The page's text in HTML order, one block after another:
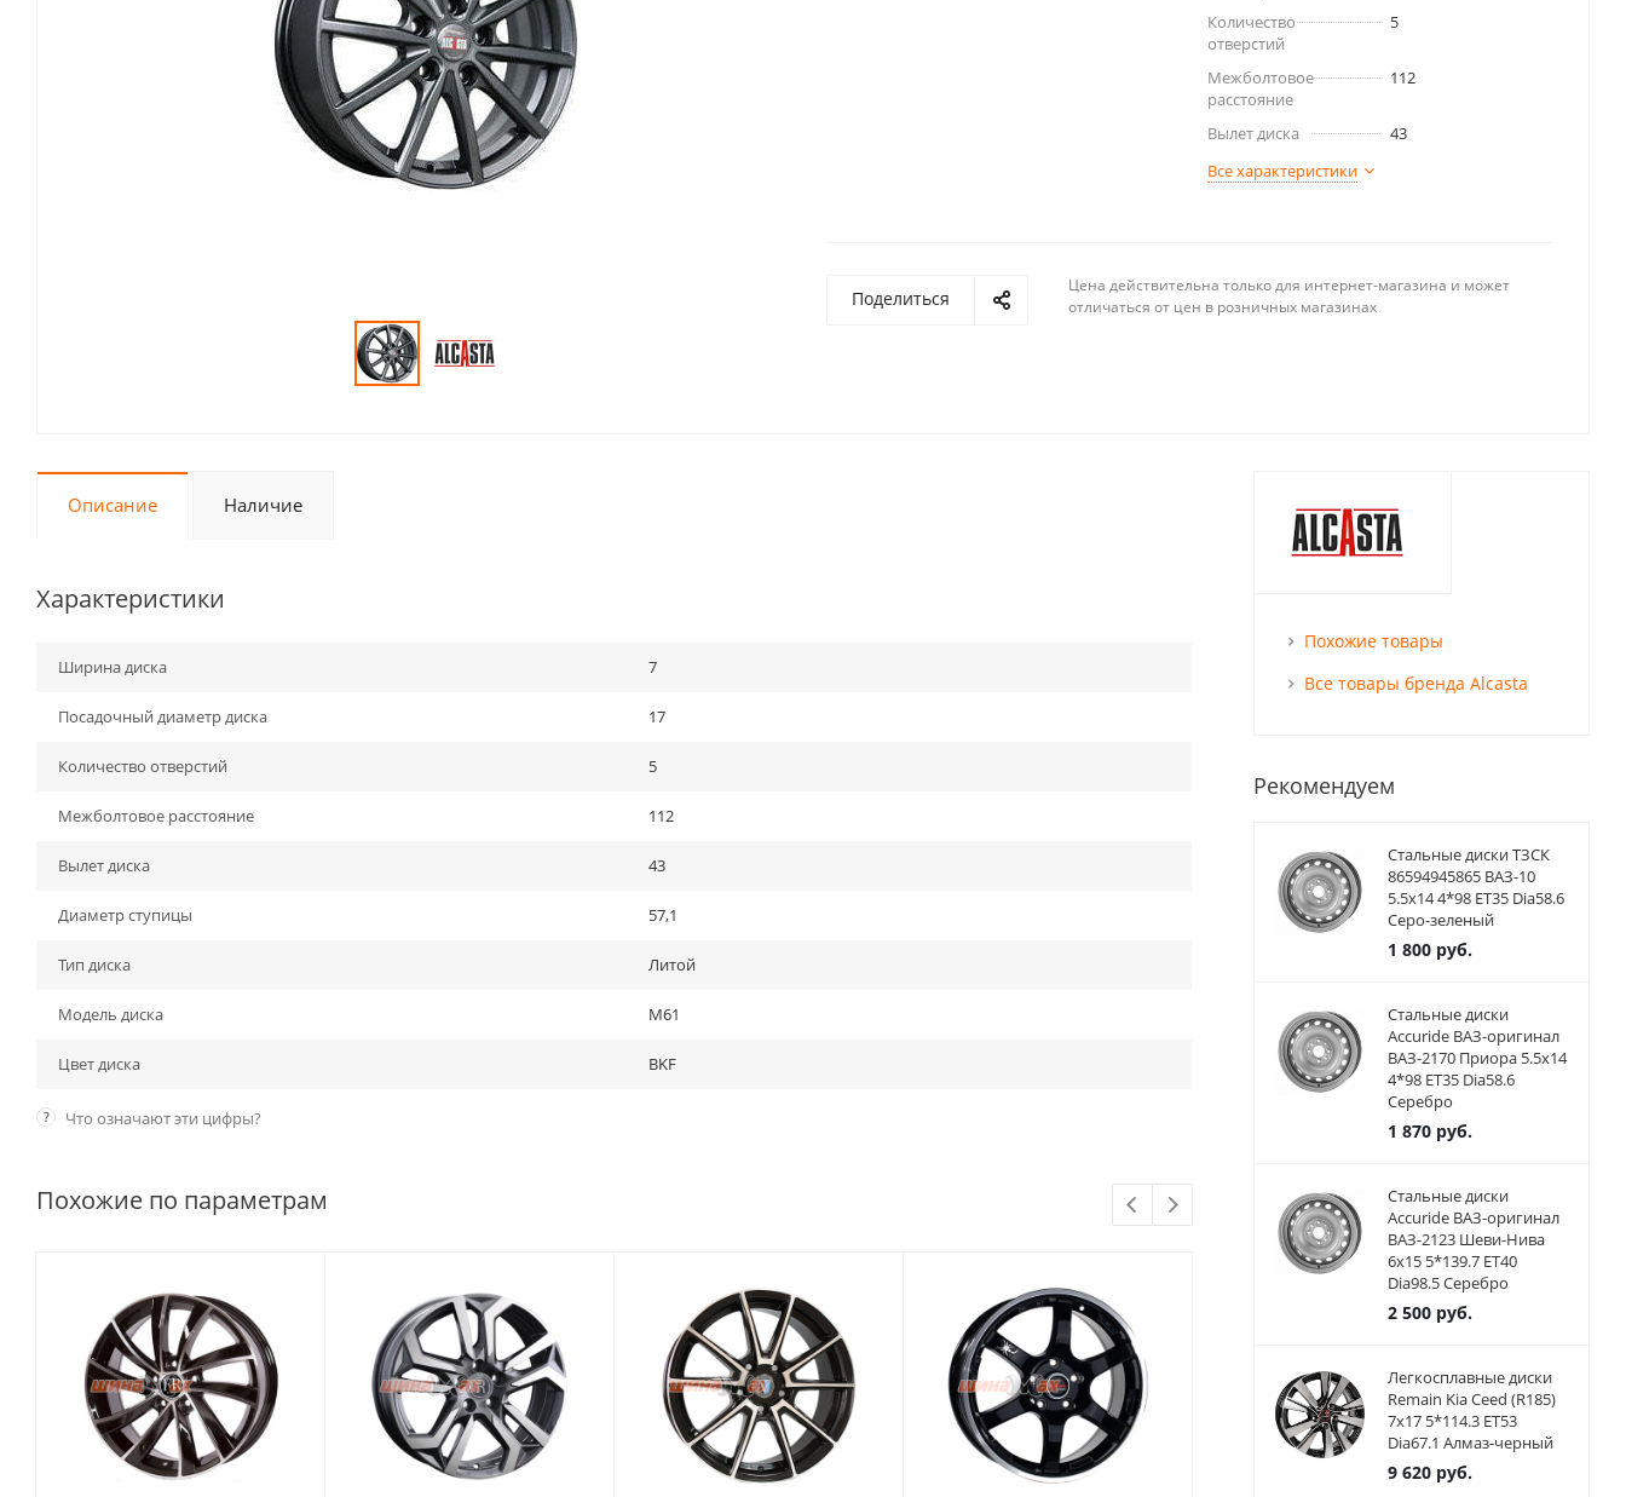
Количество
отверстий
5
Межболтовое
расстояние
112
Вылет диска
43
Все характеристики
Поделиться
Цена действительна только для интернет-магазина и может
отличаться от цен в розничных магазинах
Описание Наличие
Характеристики
Ширина диска 7
Посадочный диаметр диска 17
Количество отверстий 5
Межболтовое расстояние 112
Вылет диска 43
Диаметр ступицы 57,1
Тип диска Литой
Модель диска M61
Цвет диска BKF
? Что означают эти цифры?
Похожие по параметрам
Похожие товары
Все товары бренда Alcasta
Рекомендуем
Стальные диски ТЗСК
86594945865 ВАЗ-10
5.5x14 4*98 ET35 Dia58.6
Серо-зеленый
1 800руб.
Стальные диски
Accuride ВАЗ-оригинал
ВАЗ-2170 Приора 5.5x14
4*98 ET35 Dia58.6
Серебро
1 870руб.
Стальные диски
Accuride ВАЗ-оригинал
ВАЗ-2123 Шеви-Нива
6x15 5*139.7 ET40
Dia98.5 Серебро
2 500руб.
Легкосплавные диски
Remain Kia Ceed (R185)
7x17 5*114.3 ET53
Dia67.1 Алмаз-черный
9 620руб.